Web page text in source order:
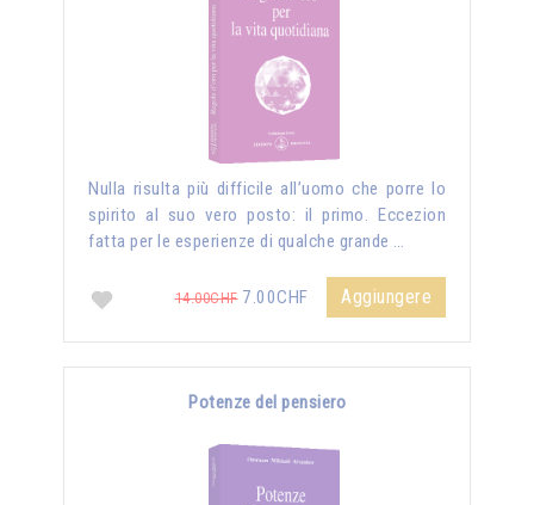
Nulla risulta più difficile all’uomo che porre lo
spirito al suo vero posto: il primo. Eccezion
fatta per le esperienze di qualche grande …
14.00CHF7.00CHF Aggiungere
Potenze del pensiero